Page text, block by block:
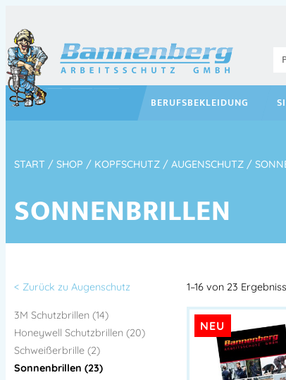
BERUFSBEKLEIDUNG
START / SHOP / KOPFSCHUTZ / AUGENSCHUTZ /
SONNENBRILLEN
< Zurück zu Augenschutz
3M Schutzbrillen (14)
Honeywell Schutzbrillen (20)
Schweißerbrille (2)
Sonnenbrillen (23)
1–16 von 23
NEU